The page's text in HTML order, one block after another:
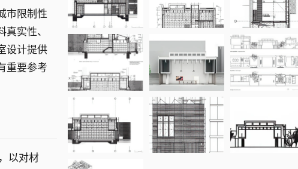
市限制性
实性、
设计提供
重要参考
以对材